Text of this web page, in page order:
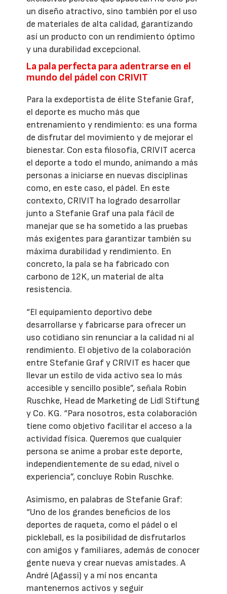
un diseño atractivo, sino también por el uso
de materiales de alta calidad, garantizando
así un producto con un rendimiento óptimo
y una durabilidad excepcional.
La pala perfecta para adentrarse en el
mundo del pádel con CRIVIT
Para la exdeportista de élite Stefanie Graf,
el deporte es mucho más que
entrenamiento y rendimiento: es una forma
de disfrutar del movimiento y de mejorar el
bienestar. Con esta filosofía, CRIVIT acerca
el deporte a todo el mundo, animando a más
personas a iniciarse en nuevas disciplinas
como, en este caso, el pádel. En este
contexto, CRIVIT ha logrado desarrollar
junto a Stefanie Graf una pala fácil de
manejar que se ha sometido a las pruebas
más exigentes para garantizar también su
máxima durabilidad y rendimiento. En
concreto, la pala se ha fabricado con
carbono de 12K, un material de alta
resistencia.
“El equipamiento deportivo debe
desarrollarse y fabricarse para ofrecer un
uso cotidiano sin renunciar a la calidad ni al
rendimiento. El objetivo de la colaboración
entre Stefanie Graf y CRIVIT es hacer que
llevar un estilo de vida activo sea lo más
accesible y sencillo posible”, señala Robin
Ruschke, Head de Marketing de Lidl Stiftung
y Co. KG. “Para nosotros, esta colaboración
tiene como objetivo facilitar el acceso a la
actividad física. Queremos que cualquier
persona se anime a probar este deporte,
independientemente de su edad, nivel o
experiencia”, concluye Robin Ruschke.
Asimismo, en palabras de Stefanie Graf:
“Uno de los grandes beneficios de los
deportes de raqueta, como el pádel o el
pickleball, es la posibilidad de disfrutarlos
con amigos y familiares, además de conocer
gente nueva y crear nuevas amistades. A
André (Agassi) y a mí nos encanta
mantenernos activos y seguir